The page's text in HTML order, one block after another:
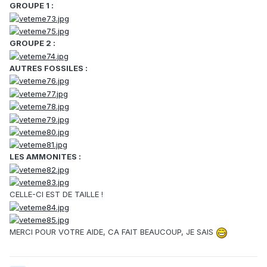
GROUPE 1 :
GROUPE 2 :
AUTRES FOSSILES :
LES AMMONITES :
CELLE-CI EST DE TAILLE !
MERCI POUR VOTRE AIDE, CA FAIT BEAUCOUP, JE SAIS